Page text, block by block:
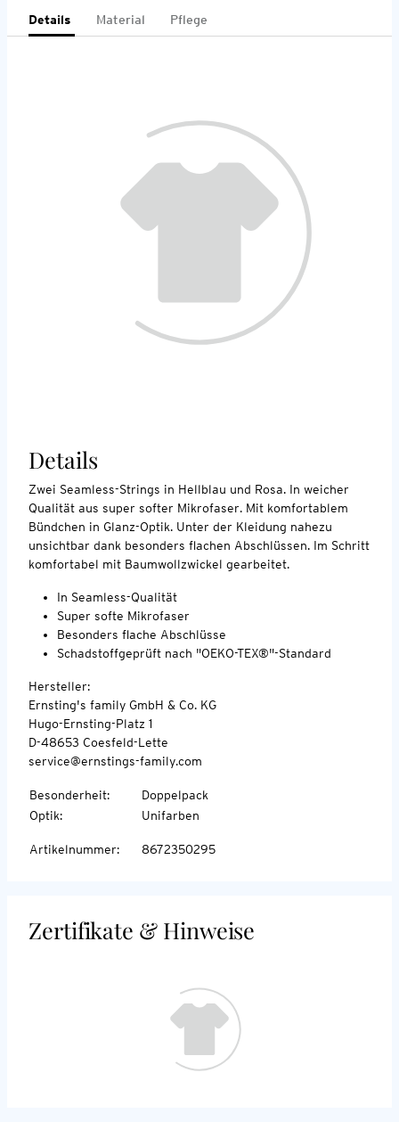
Details Material Pflege
Details
Zwei Seamless-Strings in Hellblau und Rosa. In weicher
Qualität aus super softer Mikrofaser. Mit komfortablem
Bündchen in Glanz-Optik. Unter der Kleidung nahezu
unsichtbar dank besonders flachen Abschlüssen. Im Schritt
komfortabel mit Baumwollzwickel gearbeitet.
In Seamless-Qualität
Super softe Mikrofaser
Besonders flache Abschlüsse
Schadstoffgeprüft nach "OEKO-TEX®"-Standard
Hersteller:
Ernsting's family GmbH & Co. KG
Hugo-Ernsting-Platz 1
D-48653 Coesfeld-Lette
service@ernstings-family.com
Besonderheit:
Doppelpack
Optik: Unifarben
Artikelnummer: 8672350295
Zertifikate & Hinweise